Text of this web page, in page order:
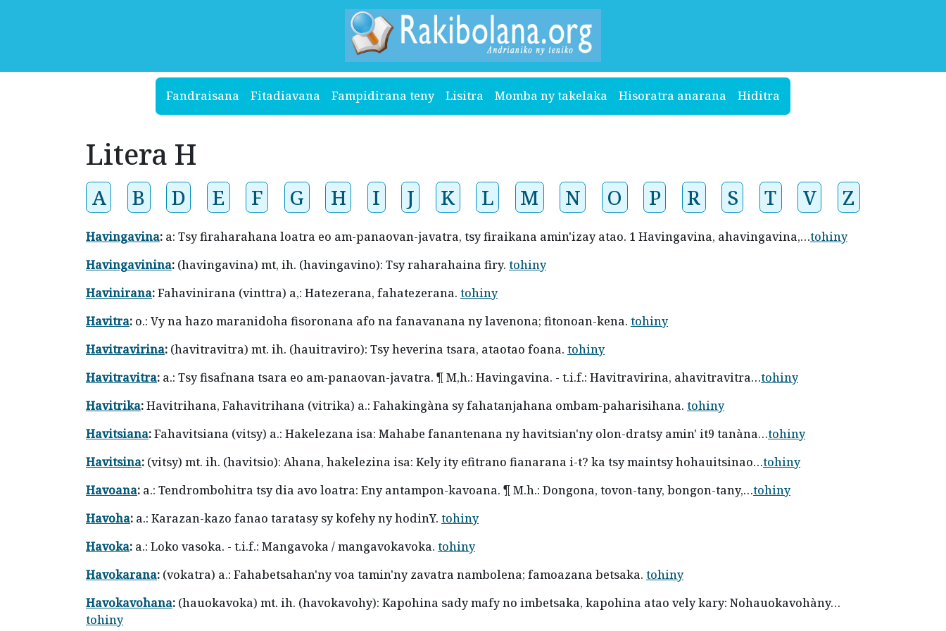
Fandraisana Fitadiavana Fampidirana teny Lisitra Momba ny takelaka Hisoratra anarana Hiditra
Litera H
A B D E F G H I J K L M N O P R S T V Z
Havingavina: a: Tsy firaharahana loatra eo am-panaovan-javatra, tsy firaikana amin'izay atao. 1 Havingavina, ahavingavina,…tohiny
Havingavinina: (havingavina) mt, ih. (havingavino): Tsy raharahaina firy. tohiny
Havinirana:Fahavinirana (vinttra) a,: Hatezerana, fahatezerana. tohiny
Havitra: o.: Vy na hazo maranidoha fisoronana afo na fanavanana ny lavenona; fitonoan-kena. tohiny
Havitravirina: (havitravitra) mt. ih. (hauitraviro): Tsy heverina tsara, ataotao foana. tohiny
Havitravitra: a.: Tsy fisafnana tsara eo am-panaovan-javatra. ¶ M,h.: Havingavina. - t.i.f.: Havitravirina, ahavitravitra…tohiny
Havitrika:Havitrihana, Fahavitrihana (vitrika) a.: Fahakingàna sy fahatanjahana ombam-paharisihana. tohiny
Havitsiana:Fahavitsiana (vitsy) a.: Hakelezana isa: Mahabe fanantenana ny havitsian'ny olon-dratsy amin' it9 tanàna…tohiny
Havitsina: (vitsy) mt. ih. (havitsio): Ahana, hakelezina isa: Kely ity efitrano fianarana i-t? ka tsy maintsy hohauitsinao…tohiny
Havoana: a.: Tendrombohitra tsy dia avo loatra: Eny antampon-kavoana. ¶ M.h.: Dongona, tovon-tany, bongon-tany,…tohiny
Havoha: a.: Karazan-kazo fanao taratasy sy kofehy ny hodinY. tohiny
Havoka: a.: Loko vasoka. - t.i.f.: Mangavoka / mangavokavoka. tohiny
Havokarana: (vokatra) a.: Fahabetsahan'ny voa tamin'ny zavatra nambolena; famoazana betsaka. tohiny
Havokavohana: (hauokavoka) mt. ih. (havokavohy): Kapohina sady mafy no imbetsaka, kapohina atao vely kary: Nohauokavohàny…
tohiny